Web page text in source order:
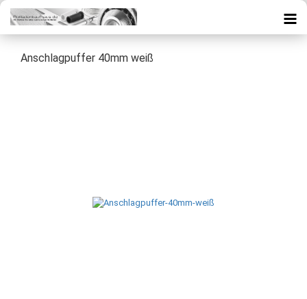
Anschlagpuffer 40mm weiß